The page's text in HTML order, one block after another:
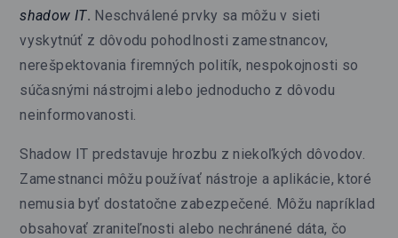
shadow IT. Neschválené prvky sa môžu v sieti
vyskytnúť z dôvodu pohodlnosti zamestnancov,
nerešpektovania firemných politík, nespokojnosti so
súčasnými nástrojmi alebo jednoducho z dôvodu
neinformovanosti.
Shadow IT predstavuje hrozbu z niekoľkých dôvodov.
Zamestnanci môžu používať nástroje a aplikácie, ktoré
nemusia byť dostatočne zabezpečené. Môžu napríklad
obsahovať zraniteľnosti alebo nechránené dáta, čo